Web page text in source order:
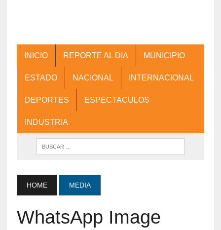
INICIO REPORTE AL DIA MUNICIPIO
ESTADO NACIONAL INTERNACIONAL
DEPORTES ESPECTACULOS
INDUSTRIA
HOME MEDIA
WhatsApp Image